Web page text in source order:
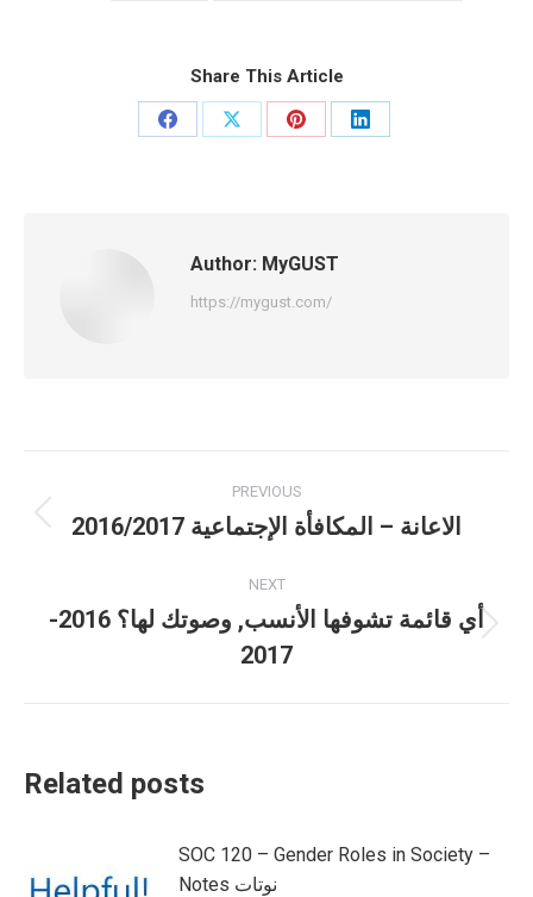
Share This Article
Share
Share
Share
Share
Author: MyGUST
https://mygust.com/
navigation
PREVIOUS
Previous
الاعانة – المكافأة الإجتماعية 2016/2017
NEXT
Next
post:
أي قائمة تشوفها الأنسب, وصوتك لها؟ 2016-
2017
Related posts
SOC 120 – Gender Roles in Society –
Notes نوتات